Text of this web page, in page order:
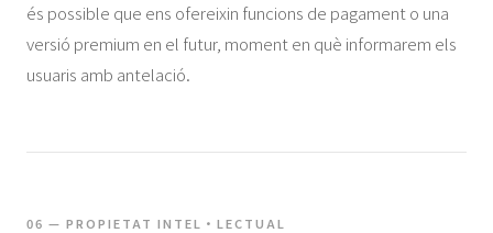
és possible que ens ofereixin funcions de pagament o una
versió premium en el futur, moment en què informarem els
usuaris amb antelació.
06 — PROPIETAT INTEL·LECTUAL